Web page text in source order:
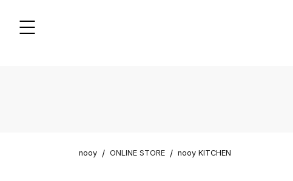
nooy / ONLINE STORE / nooy KITCHEN